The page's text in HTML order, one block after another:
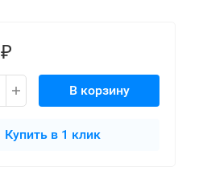
₽
В корзину
Купить в 1 клик